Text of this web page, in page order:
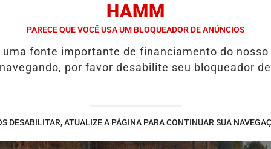
/ GUIA COMERCIAL / NOTÍCIAS / FUTEBOL /
MUNICÍPIOS GOVERNO DE GOIÁS ENTREGA 60 CASAS A CUSTO
HAMM
PARECE QUE VOCÊ USA UM BLOQUEADOR DE ANÚNCIOS
fonte importante de financiamento do nosso
por favor desabilite seu bloqueador
DESABILITAR, ATUALIZE A PÁGINA PARA CONTINUAR SUA